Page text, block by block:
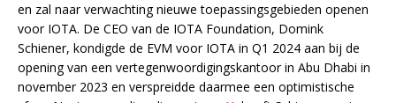
en zal naar verwachting nieuwe toepassingsgebieden openen
voor IOTA. De CEO van de IOTA Foundation, Domink
Schiener, kondigde de EVM voor IOTA in Q1 2024 aan bij de
opening van een vertegenwoordigingskantoor in Abu Dhabi in
november 2023 en verspreidde daarmee een optimistische